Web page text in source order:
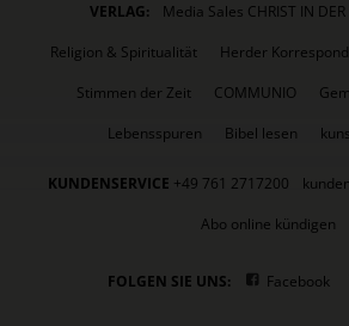
VERLAG:
Media Sales CHRIST IN DER
Religion & Spiritualität
Herder
Stimmen der Zeit
COMMUNIO
Lebensspuren
Bibel lesen
KUNDENSERVICE +49 761 2717200
Abo online kündigen
FOLGEN SIE UNS: Facebook